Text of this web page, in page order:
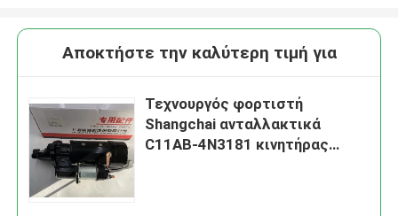
Αποκτήστε την καλύτερη τιμή για
Τεχνουργός φορτιστή
Shangchai ανταλλακτικά
C11AB-4N3181 κινητήρας